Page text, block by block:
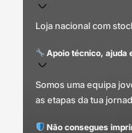
Loja nacional com
Apoio técnico, ajuda
Somos uma equipa
as etapas da tua
Não consegues